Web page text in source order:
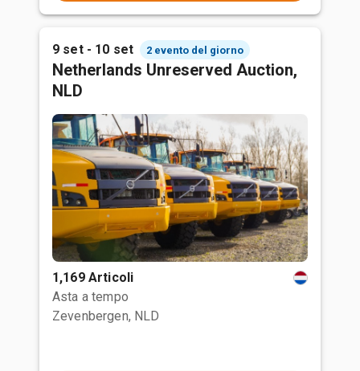
9 set - 10 set 2 evento del giorno
Netherlands Unreserved Auction,
NLD
1,169 Articoli
Asta a tempo
Zevenbergen, NLD